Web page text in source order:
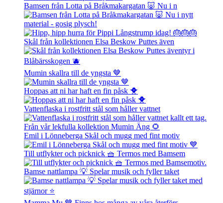
Bamsen från Lotta på Bråkmakargatan 🐷 Nu i n
Skål från kollektionen Elsa Beskow Puttes även
Mumin skallra till de yngsta 🤎
Hoppas att ni har haft en fin påsk 🐥
Vattenflaska i rostfritt stål som håller vattnet
Emil i Lönneberga Skål och mugg med fint motiv
Till utflykter och picknick 🧺 Termos med Bamsem
Bamse nattlampa 💡 Spelar musik och fyller taket